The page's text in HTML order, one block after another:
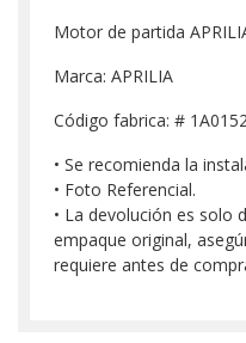
Motor de partida
Marca: APRILIA
Código fabrica: #
• Se recomienda la
• Foto Referencial.
• La devolución es solo
empaque original,
requiere antes de